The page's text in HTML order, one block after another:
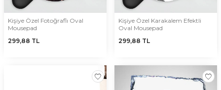
Kişiye Özel Fotoğraflı Oval
Mousepad
299,88 TL
Kişiye Özel Karakalem Efektli
Oval Mousepad
299,88 TL